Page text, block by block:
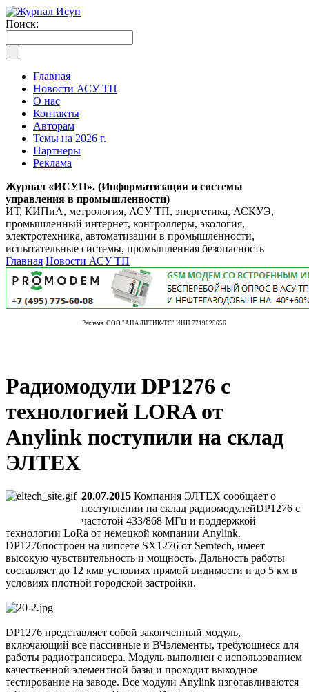
Поиск:
Главная
Новости АСУ ТП
О нас
Контакты
Авторам
Темы на 2026 г.
Партнеры
Реклама
Журнал «ИСУП». (Информатизация и системы
управления в промышленности)
ИТ, КИПиА, метрология, АСУ ТП, энергетика, АСКУЭ,
промышленный интернет, контроллеры, экология,
электротехника, автоматизации в промышленности,
испытательные системы, промышленная безопасность
Главная Новости АСУ ТП
Реклама. ООО "АНАЛИТИК-ТС" ИНН 7719025656
Радиомодули DP1276 с
технологией LORA от
Anylink поступили на склад
ЭЛТЕХ
20.07.2015 Компания ЭЛТЕХ сообщает о
поступлении на склад радиомодулейDP1276 с
частотой 433/868 МГц и поддержкой
технологии LoRa от немецкой компании Anylink.
DP1276построен на чипсете SX1276 от Semtech, имеет
высокую чувствительность и мощность. Дальность работы
составляет до 12 кмв условиях прямой видимости и до 5 км в
условиях плотной городской застройки.
DP1276 представляет собой законченный модуль,
включающий все пассивные и ВЧэлементы, требующиеся для
работы радиотрансивера. Модуль выполнен с использованием
качественной элементной базы и проходит выходное
тестирование на заводе. Все модули Anylink изготавливаются